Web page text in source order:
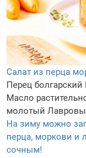
Салат из перца
Перец болгарский
Масло
молотый
На зиму можно
перца, моркови и
сочным!